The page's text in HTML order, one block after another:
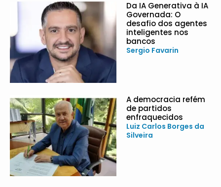
Da IA Generativa à IA
Governada: O
desafio dos agentes
inteligentes nos
bancos
Sergio Favarin
A democracia refém
de partidos
enfraquecidos
Luiz Carlos Borges da
Silveira